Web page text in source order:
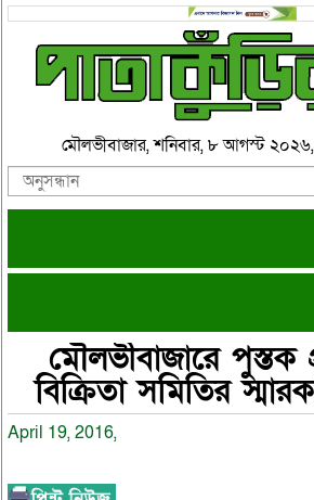
মৌলভীবাজার, শনিবার, ৮ আগস্ট
মৌলভীবাজারে
বিক্রিতা সমিতির
April 19, 2016,